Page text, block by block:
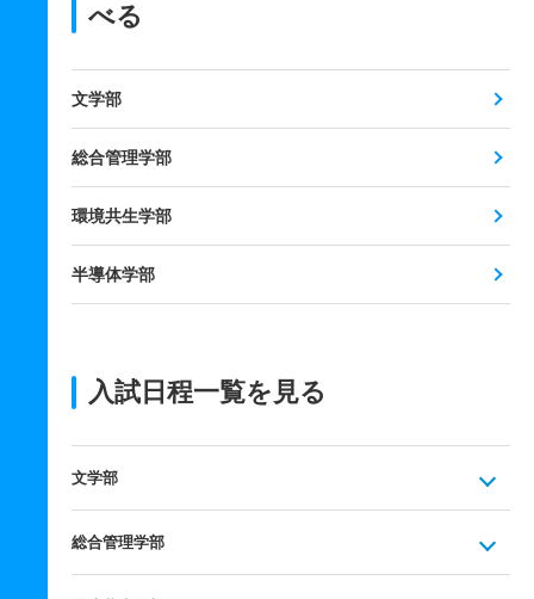
べる
文学部
総合管理学部
環境共生学部
半導体学部
入試日程一覧を見る
文学部
総合管理学部